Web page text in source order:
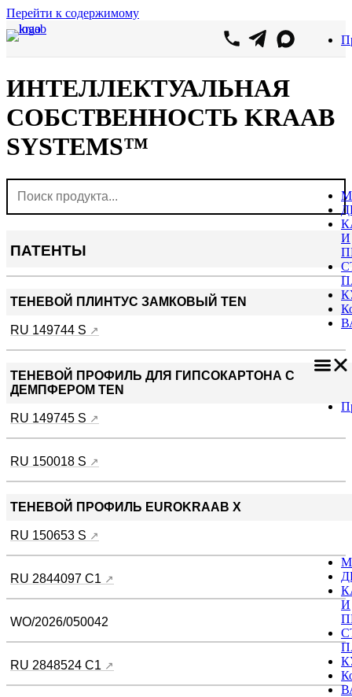
Перейти к содержимому
И
И
ИНТЕЛЛЕКТУАЛЬНАЯ
СОБСТВЕННОСТЬ KRAAB
SYSTEMS™
ПАТЕНТЫ
ТЕНЕВОЙ ПЛИНТУС ЗАМКОВЫЙ TEN
RU 149744 S
ТЕНЕВОЙ ПРОФИЛЬ ДЛЯ ГИПСОКАРТОНА С
ДЕМПФЕРОМ TEN
RU 149745 S
RU 150018 S
ТЕНЕВОЙ ПРОФИЛЬ EUROKRAAB X
RU 150653 S
RU 2844097 C1
WO/2026/050042
RU 2848524 C1